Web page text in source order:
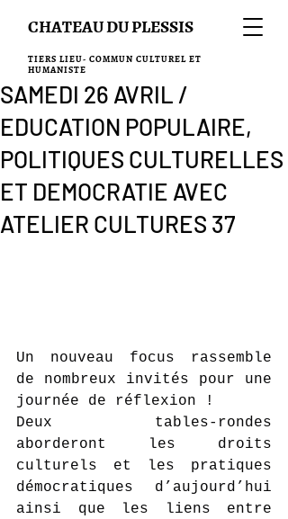
CHATEAU DU PLESSIS
TIERS LIEU- COMMUN CULTUREL ET
HUMANISTE
SAMEDI 26 AVRIL /
EDUCATION POPULAIRE,
POLITIQUES CULTURELLES
ET DEMOCRATIE AVEC
ATELIER CULTURES 37
Un nouveau focus rassemble
de nombreux invités pour une
journée de réflexion !
Deux tables-rondes
aborderont les droits
culturels et les pratiques
démocratiques d’aujourd’hui
ainsi que les liens entre